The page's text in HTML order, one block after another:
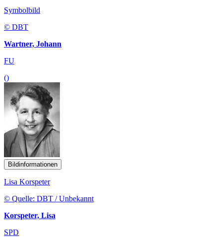
Symbolbild
© DBT
Wartner, Johann
FU
()
Bildinformationen
Lisa Korspeter
© Quelle: DBT / Unbekannt
Korspeter, Lisa
SPD